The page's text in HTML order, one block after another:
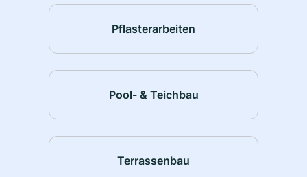
Pflasterarbeiten
Pool- & Teichbau
Terrassenbau